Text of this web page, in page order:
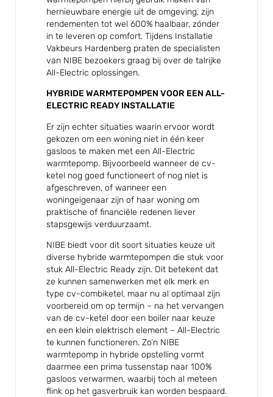
hernieuwbare energie uit de omgeving, zijn
rendementen tot wel 600% haalbaar, zónder
in te leveren op comfort. Tijdens Installatie
Vakbeurs Hardenberg praten de specialisten
van NIBE bezoekers graag bij over de talrijke
All-Electric oplossingen.
HYBRIDE WARMTEPOMPEN VOOR EEN ALL-
ELECTRIC READY INSTALLATIE
Er zijn echter situaties waarin ervoor wordt
gekozen om een woning niet in één keer
gasloos te maken met een All-Electric
warmtepomp. Bijvoorbeeld wanneer de cv-
ketel nog goed functioneert of nog niet is
afgeschreven, of wanneer een
woningeigenaar zijn of haar woning om
praktische of financiële redenen liever
stapsgewijs verduurzaamt.
NIBE biedt voor dit soort situaties keuze uit
diverse hybride warmtepompen die stuk voor
stuk All-Electric Ready zijn. Dit betekent dat
ze kunnen samenwerken met elk merk en
type cv-combiketel, maar nu al optimaal zijn
voorbereid om op termijn – na het vervangen
van de cv-ketel door een boiler naar keuze
en een klein elektrisch element – All-Electric
te kunnen functioneren. Zo’n NIBE
warmtepomp in hybride opstelling vormt
daarmee een prima tussenstap naar 100%
gasloos verwarmen, waarbij toch al meteen
flink op het gasverbruik kan worden bespaard.